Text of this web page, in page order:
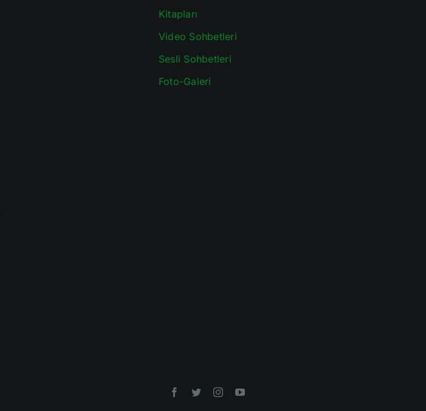
Kitapları
Video Sohbetleri
Sesli Sohbetleri
Foto-Galeri